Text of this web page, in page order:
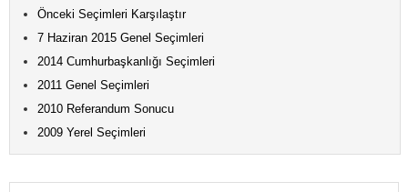
Önceki Seçimleri Karşılaştır
7 Haziran 2015 Genel Seçimleri
2014 Cumhurbaşkanlığı Seçimleri
2011 Genel Seçimleri
2010 Referandum Sonucu
2009 Yerel Seçimleri